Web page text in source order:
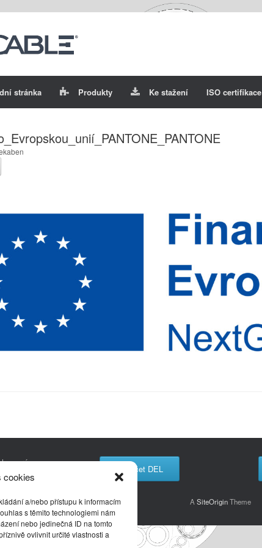
cookies
a/nebo přístupu k informacím
s těmito technologiemi nám
nebo jedinečná ID na tomto
ovlivnit určité vlastnosti a
stránka Produkty Ke stažení ISO certifikace
práva
Dopočet DEL
A SiteOriginTheme